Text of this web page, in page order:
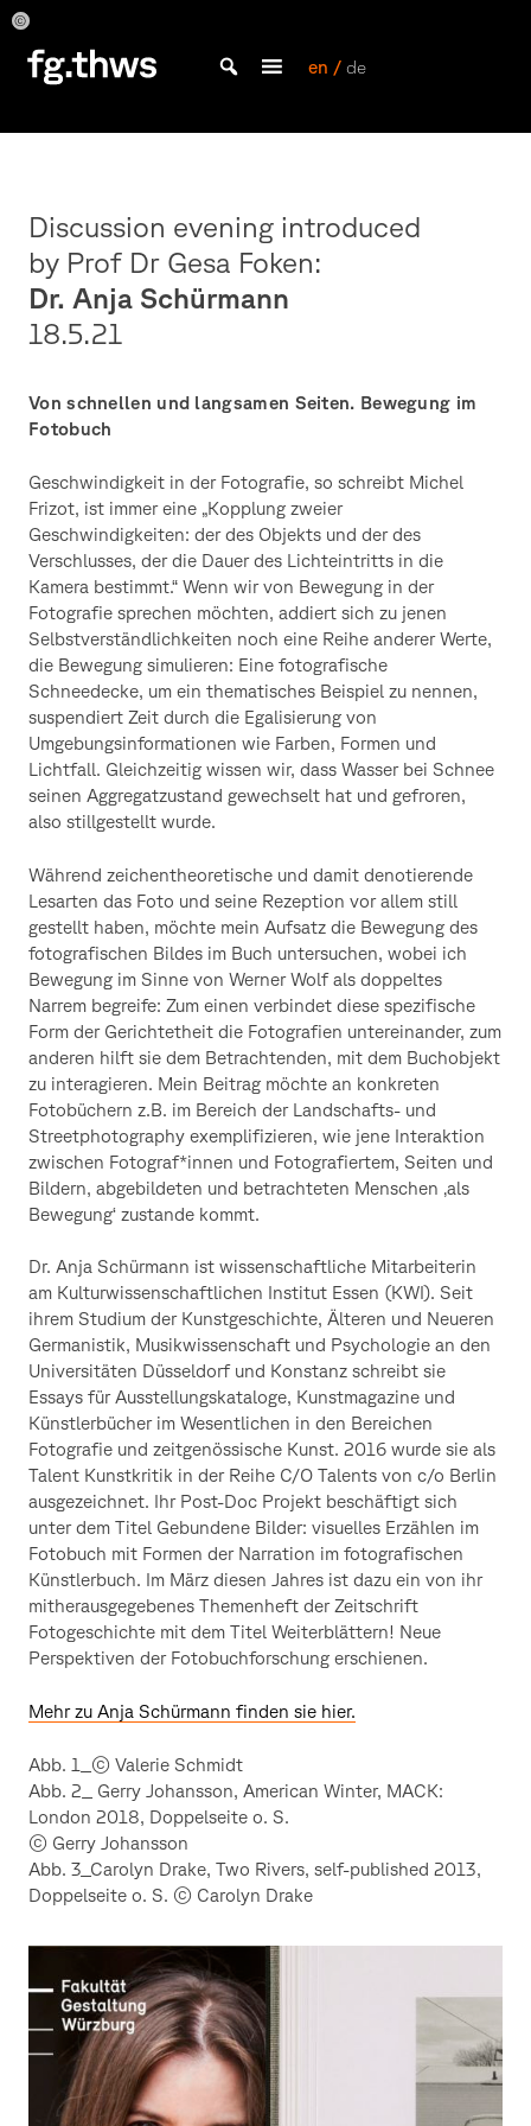
Skip
content
|
Gestaltung
Würzburg
en / de
Discussion evening introduced
by Prof Dr Gesa Foken:
Dr. Anja Schürmann
18.5.21
Von schnellen und langsamen Seiten. Bewegung im
Fotobuch
Geschwindigkeit in der Fotografie, so schreibt Michel
Frizot, ist immer eine „Kopplung zweier
Geschwindigkeiten: der des Objekts und der des
Verschlusses, der die Dauer des Lichteintritts in die
Kamera bestimmt.“ Wenn wir von Bewegung in der
Fotografie sprechen möchten, addiert sich zu jenen
Selbstverständlichkeiten noch eine Reihe anderer Werte,
die Bewegung simulieren: Eine fotografische
Schneedecke, um ein thematisches Beispiel zu nennen,
suspendiert Zeit durch die Egalisierung von
Umgebungsinformationen wie Farben, Formen und
Lichtfall. Gleichzeitig wissen wir, dass Wasser bei Schnee
seinen Aggregatzustand gewechselt hat und gefroren,
also stillgestellt wurde.
Während zeichentheoretische und damit denotierende
Lesarten das Foto und seine Rezeption vor allem still
gestellt haben, möchte mein Aufsatz die Bewegung des
fotografischen Bildes im Buch untersuchen, wobei ich
Bewegung im Sinne von Werner Wolf als doppeltes
Narrem begreife: Zum einen verbindet diese spezifische
Form der Gerichtetheit die Fotografien untereinander, zum
anderen hilft sie dem Betrachtenden, mit dem Buchobjekt
zu interagieren. Mein Beitrag möchte an konkreten
Fotobüchern z.B. im Bereich der Landschafts- und
Streetphotography exemplifizieren, wie jene Interaktion
zwischen Fotograf*innen und Fotografiertem, Seiten und
Bildern, abgebildeten und betrachteten Menschen ‚als
Bewegung‘ zustande kommt.
Dr. Anja Schürmann ist wissenschaftliche Mitarbeiterin
am Kulturwissenschaftlichen Institut Essen (KWI). Seit
ihrem Studium der Kunstgeschichte, Älteren und Neueren
Germanistik, Musikwissenschaft und Psychologie an den
Universitäten Düsseldorf und Konstanz schreibt sie
Essays für Ausstellungskataloge, Kunstmagazine und
Künstlerbücher im Wesentlichen in den Bereichen
Fotografie und zeitgenössische Kunst. 2016 wurde sie als
Talent Kunstkritik in der Reihe C/O Talents von c/o Berlin
ausgezeichnet. Ihr Post-Doc Projekt beschäftigt sich
unter dem Titel Gebundene Bilder: visuelles Erzählen im
Fotobuch mit Formen der Narration im fotografischen
Künstlerbuch. Im März diesen Jahres ist dazu ein von ihr
mitherausgegebenes Themenheft der Zeitschrift
Fotogeschichte mit dem Titel Weiterblättern! Neue
Perspektiven der Fotobuchforschung erschienen.
Mehr zu Anja Schürmann finden sie hier.
Abb. 1_© Valerie Schmidt
Abb. 2_ Gerry Johansson, American Winter, MACK:
London 2018, Doppelseite o. S.
© Gerry Johansson
Abb. 3_Carolyn Drake, Two Rivers, self-published 2013,
Doppelseite o. S. © Carolyn Drake
des
Dienstagsgesprächs
Anja
des
Dienstagsgesprächs
Anja
des
Dienstagsgesprächs
Anja
des
Dienstagsgesprächs
Anja